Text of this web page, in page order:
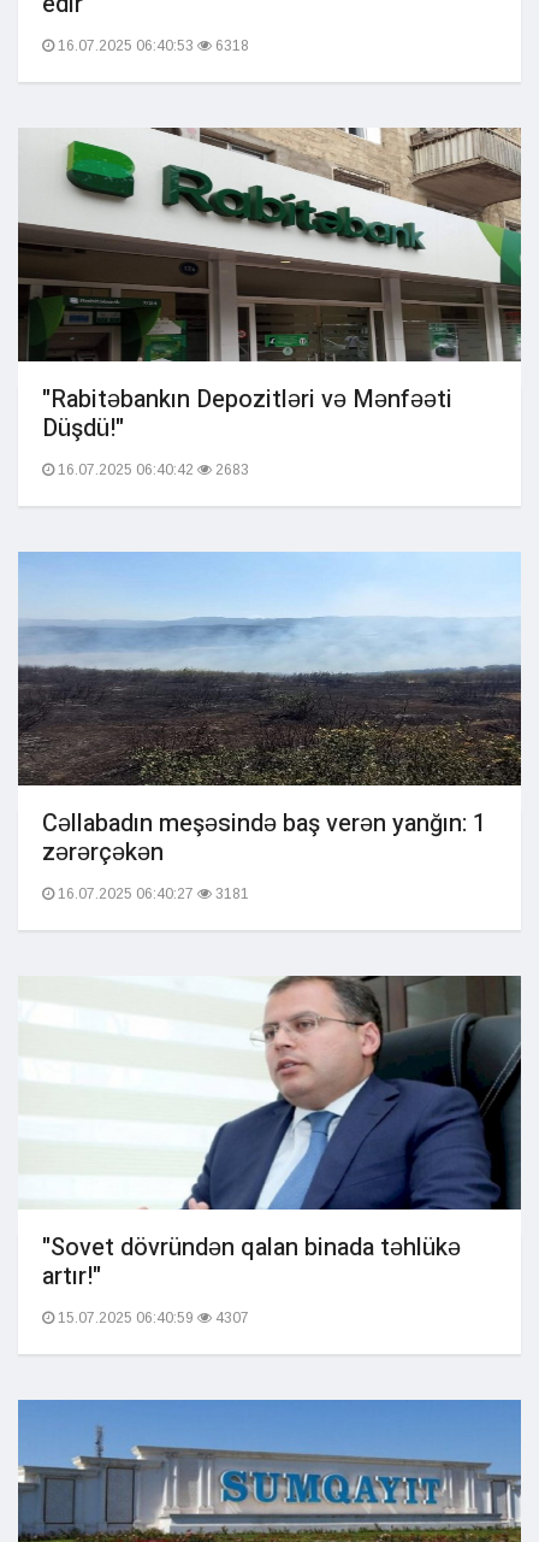
16.07.2025 06:40:53 6318
"Rabitəbankın Depozitləri və Mənfəəti
Düşdü!"
16.07.2025 06:40:42 2683
Cəllabadın meşəsində baş verən yanğın: 1
zərərçəkən
16.07.2025 06:40:27 3181
"Sovet dövründən qalan binada təhlükə
artır!"
15.07.2025 06:40:59 4307